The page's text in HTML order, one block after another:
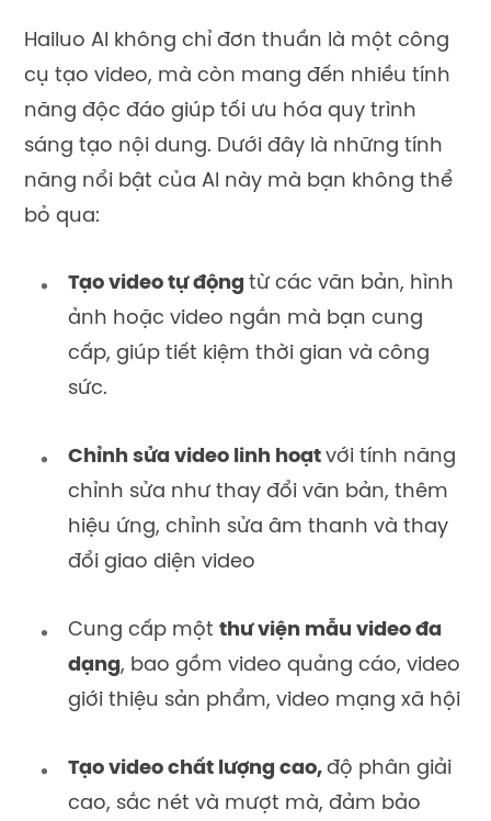
Hailuo AI không chỉ đơn thuần là một công
cụ tạo video, mà còn mang đến nhiều tính
năng độc đáo giúp tối ưu hóa quy trình
sáng tạo nội dung. Dưới đây là những tính
năng nổi bật của AI này mà bạn không thể
bỏ qua:
Tạo video tự động từ các văn bản, hình
ảnh hoặc video ngắn mà bạn cung
cấp, giúp tiết kiệm thời gian và công
sức.
Chỉnh sửa video linh hoạt với tính năng
chỉnh sửa như thay đổi văn bản, thêm
hiệu ứng, chỉnh sửa âm thanh và thay
đổi giao diện video
Cung cấp một thư viện mẫu video đa
dạng, bao gồm video quảng cáo, video
giới thiệu sản phẩm, video mạng xã hội
Tạo video chất lượng cao, độ phân giải
cao, sắc nét và mượt mà, đảm bảo